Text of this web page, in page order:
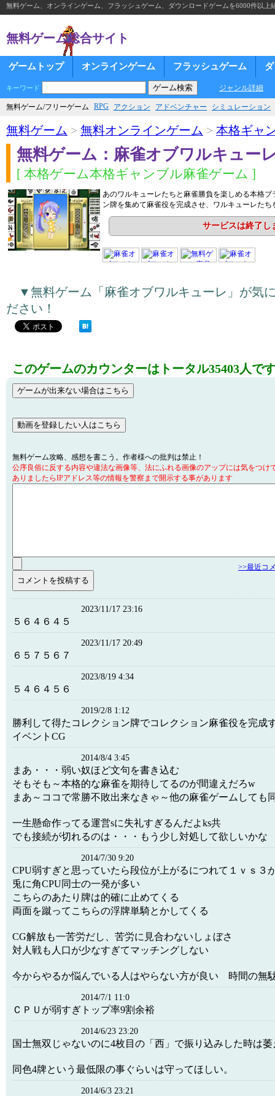
無料ゲーム、オンラインゲーム、フラッシュゲーム、ダウンロードゲームを6000件以上
無料ゲーム総合サイト
ゲームトップ オンラインゲーム フラッシュゲーム
キーワード ジャンル詳細
無料ゲーム/フリーゲーム RPG アクション アドベンチャー シミュレーション
無料ゲーム > 無料オンラインゲーム > 本格ギャ
無料ゲーム：麻雀オブワルキュー
[ 本格ゲーム本格ギャンブル麻雀ゲーム ]
あのワルキューレたちと麻雀勝負を楽しめる本格
ン牌を集めて麻雀役を完成させ、ワルキューレた
サービスは終了し
▼無料ゲーム「麻雀オブワルキューレ」が気
ださい！
このゲームのカウンターはトータル35403人で
無料ゲーム攻略、感想を書こう。作者様への批判は禁止！
公序良俗に反する内容や違法な画像等、法にふれる画像のアップには気をつけ
ありましたらIPアドレス等の情報を警察まで開示する事があります
>>最近コ
2023/11/17 23:16
５６４６４５
2023/11/17 20:49
６５７５６７
2023/8/19 4:34
５４６４５６
2019/2/8 1:12
勝利して得たコレクション牌でコレクション麻雀役を完成
イベントCG
2014/8/4 3:45
まあ・・・弱い奴ほど文句を書き込む
そもそも～本格的な麻雀を期待してるのが間違えだろw
まあ～ココで常勝不敗出来なきゃ～他の麻雀ゲームしても
一生懸命作ってる運営sに失礼すぎるんだよks共
でも接続が切れるのは・・・もう少し対処して欲しいかな
2014/7/30 9:20
CPU弱すぎと思っていたら段位が上がるにつれて１ｖｓ３
兎に角CPU同士の一発が多い
こちらのあたり牌は的確に止めてくる
両面を蹴ってこちらの浮牌単騎とかしてくる
CG解放も一苦労だし、苦労に見合わないしょぼさ
対人戦も人口が少なすぎてマッチングしない
今からやるか悩んでいる人はやらない方が良い 時間の無
2014/7/1 11:0
ＣＰＵが弱すぎトップ率9割余裕
2014/6/23 23:20
国士無双じゃないのに4枚目の「西」で振り込みした時は萎
同色4牌という最低限の事ぐらいは守ってほしい。
2014/6/3 23:21